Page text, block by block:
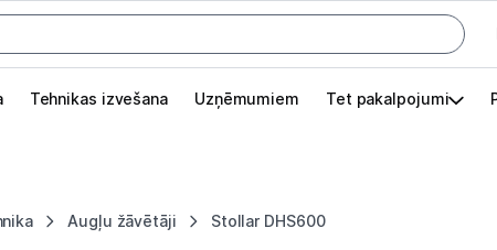
Tehnikas izvešana Uzņēmumiem Tet pakalpojumi
Augļu žāvētāji Stollar DHS600
Pieslēgties
Akcijas